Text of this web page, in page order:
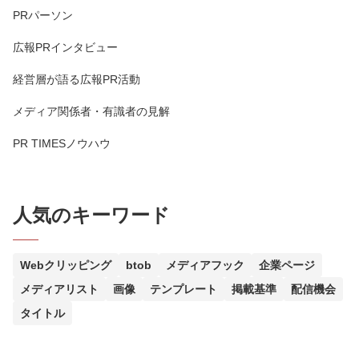
PRパーソン
広報PRインタビュー
経営層が語る広報PR活動
メディア関係者・有識者の見解
PR TIMESノウハウ
人気のキーワード
Webクリッピング btob メディアフック
企業ページ
メディアリスト
画像 テンプレート 掲載基準
配信機会
タイトル